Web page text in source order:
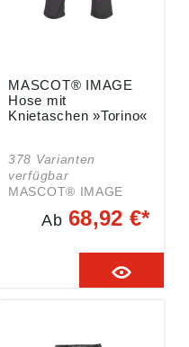
MASCOT® IMAGE
Hose mit
Knietaschen »Torino«
378 Varianten
verfügbar
MASCOT® IMAGE
Hose mit Knietaschen
»Torino«
arbigDreifache
Kappnähte an den
Beinen und im
Ab68,92 €*